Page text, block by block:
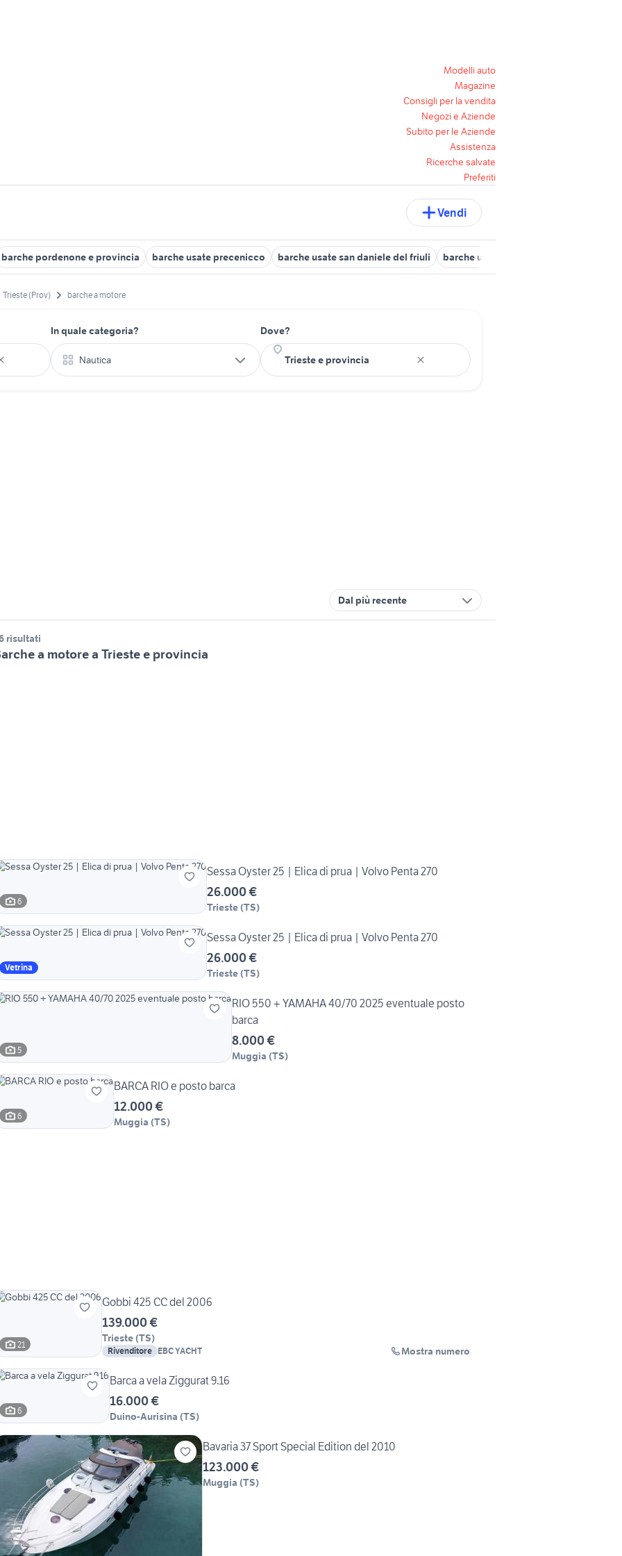
Modelli auto
Magazine
Consigli per la vendita
Negozi e Aziende
Subito per le Aziende
Assistenza
Ricerche salvate
Preferiti
Vendi
barche pordenone e provincia barche usate precenicco barche usate san daniele del friuli barche usate fiumicello villa vicentina
Trieste (Prov) barche a motore
In quale categoria?
Nautica
Dove?
Dal più recente
risultati
a motore a Trieste e provincia
6
Sessa Oyster 25 | Elica di prua | Volvo Penta 270
26.000 €
Trieste (TS)
Vetrina
Sessa Oyster 25 | Elica di prua | Volvo Penta 270
26.000 €
Trieste (TS)
5
RIO 550 + YAMAHA 40/70 2025 eventuale posto
barca
8.000 €
Muggia (TS)
6
BARCA RIO e posto barca
12.000 €
Muggia (TS)
21
Gobbi 425 CC del 2006
139.000 €
Trieste (TS)
Rivenditore EBC YACHT Mostra numero
6
Barca a vela Ziggurat 9.16
16.000 €
Duino-Aurisina (TS)
Bavaria 37 Sport Special Edition del 2010
123.000 €
Muggia (TS)